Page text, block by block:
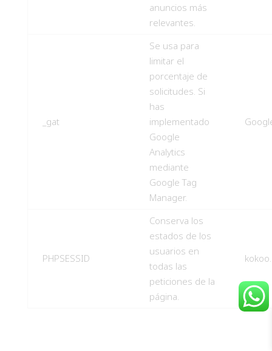
anuncios más
relevantes.
_gat
Se usa para
limitar el
porcentaje de
solicitudes. Si
has
implementado
Google
Analytics
mediante
Google Tag
Manager.
PHPSESSID
Conserva los
estados de los
usuarios en
todas las
peticiones de la
página.